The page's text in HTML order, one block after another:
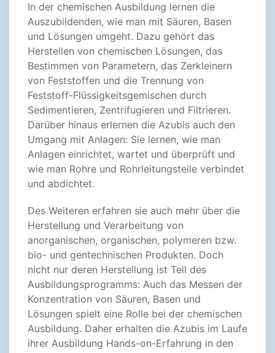
In der chemischen Ausbildung lernen die
Auszubildenden, wie man mit Säuren, Basen
und Lösungen umgeht. Dazu gehört das
Herstellen von chemischen Lösungen, das
Bestimmen von Parametern, das Zerkleinern
von Feststoffen und die Trennung von
Feststoff-Flüssigkeitsgemischen durch
Sedimentieren, Zentrifugieren und Filtrieren.
Darüber hinaus erlernen die Azubis auch den
Umgang mit Anlagen: Sie lernen, wie man
Anlagen einrichtet, wartet und überprüft und
wie man Rohre und Rohrleitungsteile verbindet
und abdichtet.
Des Weiteren erfahren sie auch mehr über die
Herstellung und Verarbeitung von
anorganischen, organischen, polymeren bzw.
bio- und gentechnischen Produkten. Doch
nicht nur deren Herstellung ist Teil des
Ausbildungsprogramms: Auch das Messen der
Konzentration von Säuren, Basen und
Lösungen spielt eine Rolle bei der chemischen
Ausbildung. Daher erhalten die Azubis im Laufe
ihrer Ausbildung Hands-on-Erfahrung in den